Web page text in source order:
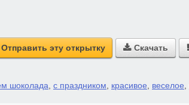
Отправить эту открытку  Скачать 
шоколада с праздником красивое веселое